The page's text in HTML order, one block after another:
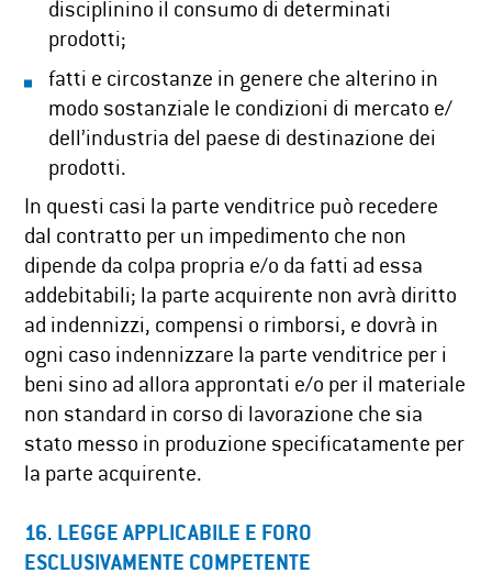
disciplinino il consumo di determinati
prodotti;
fatti e circostanze in genere che alterino in
modo sostanziale le condizioni di mercato e/
dell’industria del paese di destinazione dei
prodotti.
In questi casi la parte venditrice può recedere
dal contratto per un impedimento che non
dipende da colpa propria e/o da fatti ad essa
addebitabili; la parte acquirente non avrà diritto
ad indennizzi, compensi o rimborsi, e dovrà in
ogni caso indennizzare la parte venditrice per i
beni sino ad allora approntati e/o per il materiale
non standard in corso di lavorazione che sia
stato messo in produzione specificatamente per
la parte acquirente.
16. LEGGE APPLICABILE E FORO
ESCLUSIVAMENTE COMPETENTE